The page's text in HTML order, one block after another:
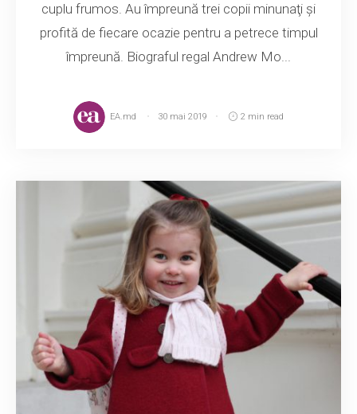
cuplu frumos. Au împreună trei copii minunaţi şi
profită de fiecare ocazie pentru a petrece timpul
împreună. Biograful regal Andrew Mo...
EA.md 30 mai 2019 2 min read